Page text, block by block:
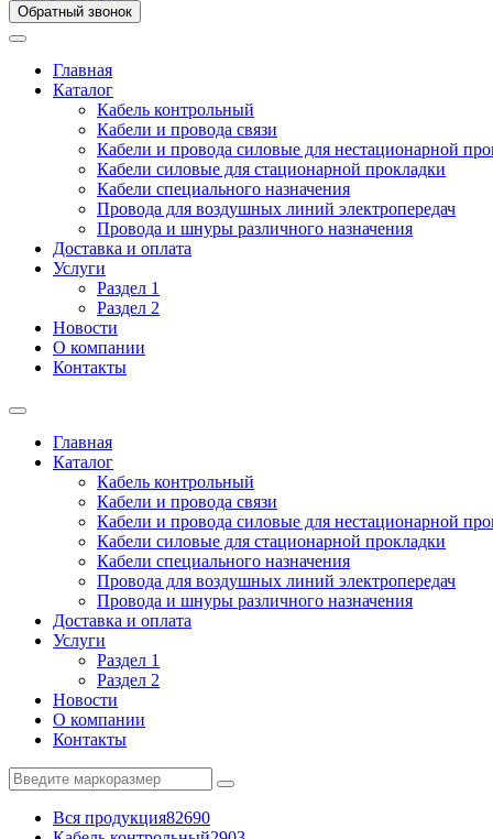
Обратный звонок
Главная
Каталог
Кабель контрольный
Кабели и провода связи
Кабели и провода силовые для нестационарной
Кабели силовые для стационарной прокладки
Кабели специального назначения
Провода для воздушных линий электропередач
Провода и шнуры различного назначения
Доставка и оплата
Услуги
Раздел 1
Раздел 2
Новости
О компании
Контакты
Главная
Каталог
Кабель контрольный
Кабели и провода связи
Кабели и провода силовые для нестационарной
Кабели силовые для стационарной прокладки
Кабели специального назначения
Провода для воздушных линий электропередач
Провода и шнуры различного назначения
Доставка и оплата
Услуги
Раздел 1
Раздел 2
Новости
О компании
Контакты
Вся продукция82690